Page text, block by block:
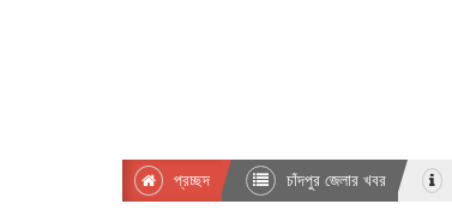
প্রচ্ছদ চাঁদপুর জেলার খবর